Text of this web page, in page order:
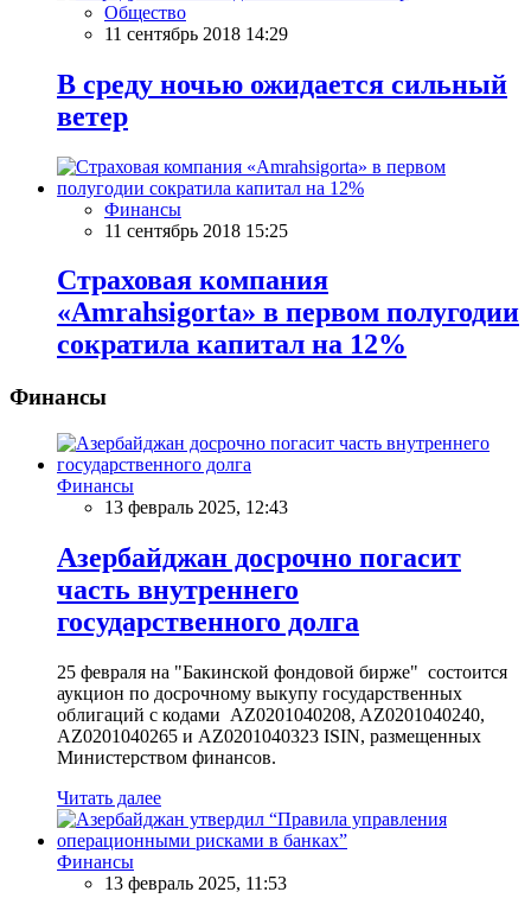
Общество
11 сентябрь 2018 14:29
В среду ночью ожидается сильный
ветер
Финансы
11 сентябрь 2018 15:25
Страховая компания
«Amrahsigorta» в первом полугодии
сократила капитал на 12%
Финансы
Финансы
13 февраль 2025, 12:43
Азербайджан досрочно погасит
часть внутреннего
государственного долга
25 февраля на "Бакинской фондовой бирже" состоится
аукцион по досрочному выкупу государственных
облигаций с кодами AZ0201040208, AZ0201040240,
AZ0201040265 и AZ0201040323 ISIN, размещенных
Министерством финансов.
Читать далее
Финансы
13 февраль 2025, 11:53